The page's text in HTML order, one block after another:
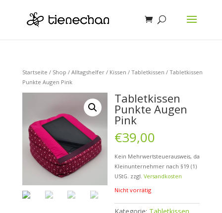
Startseite / Shop / Alltagshelfer/ Kissen / Tabletkissen / Tabletkissen
Punkte Augen Pink
Tabletkissen
Punkte Augen
Pink
€39,00
Kein Mehrwertsteuerausweis, da
Kleinunternehmer nach §19 (1)
UStG. zzgl.Versandkosten
Nicht vorrätig